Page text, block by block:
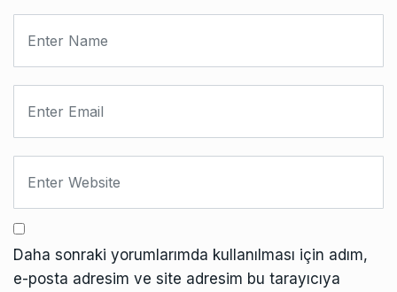
Daha sonraki yorumlarımda kullanılması için adım,
e-posta adresim ve site adresim bu tarayıcıya